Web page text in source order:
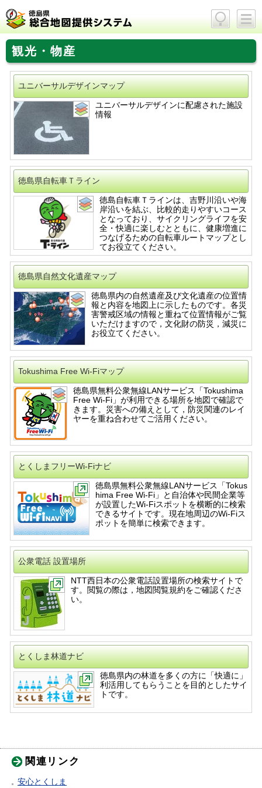
メニュ
検索
観光・物産
ユニバーサルデザインマップ
ユニバーサルデザインに配慮された施設
情報
徳島県自転車Ｔライン
徳島自転車Ｔラインは、吉野川沿いや海
岸沿いを結ぶ、比較的走りやすいコース
となっており、サイクリングライフを安
全・快適に楽しむとともに、健康増進に
つなげるための自転車ルートマップとし
てお役立てください。
徳島県自然文化遺産マップ
徳島県内の自然遺産及び文化遺産の位置情
報と内容を地図上に示したものです。各災
害警戒区域の情報と重ねて位置情報がご覧
いただけますので，文化財の防災，減災に
お役立てください。
Tokushima Free Wi-Fiマップ
徳島県無料公衆無線LANサービス「Tokushima
Free Wi-Fi」が利用できる場所を地図で確認で
きます。災害への備えとして，防災関連のレイ
ヤーを重ね合わせてご活用ください。
とくしまフリーWi-Fiナビ
徳島県無料公衆無線LANサービス「Tokus
hima Free Wi-Fi」と自治体や民間企業等
が設置したWi-Fiスポットを横断的に検索
できるサイトです。現在地周辺のWi-Fiス
ポットを簡単に検索できます。
公衆電話 設置場所
NTT西日本の公衆電話設置場所の検索サイトで
す。閲覧の際は，地図閲覧規約をご確認くださ
い。
とくしま林道ナビ
徳島県内の林道を多くの方に「快適に」
利活用してもらうことを目的としたサイ
トです。
関連リンク
安心とくしま